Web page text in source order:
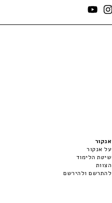
אנקור
על אנקור
שיטת הלימוד
הצוות
להתרשם ולהירשם